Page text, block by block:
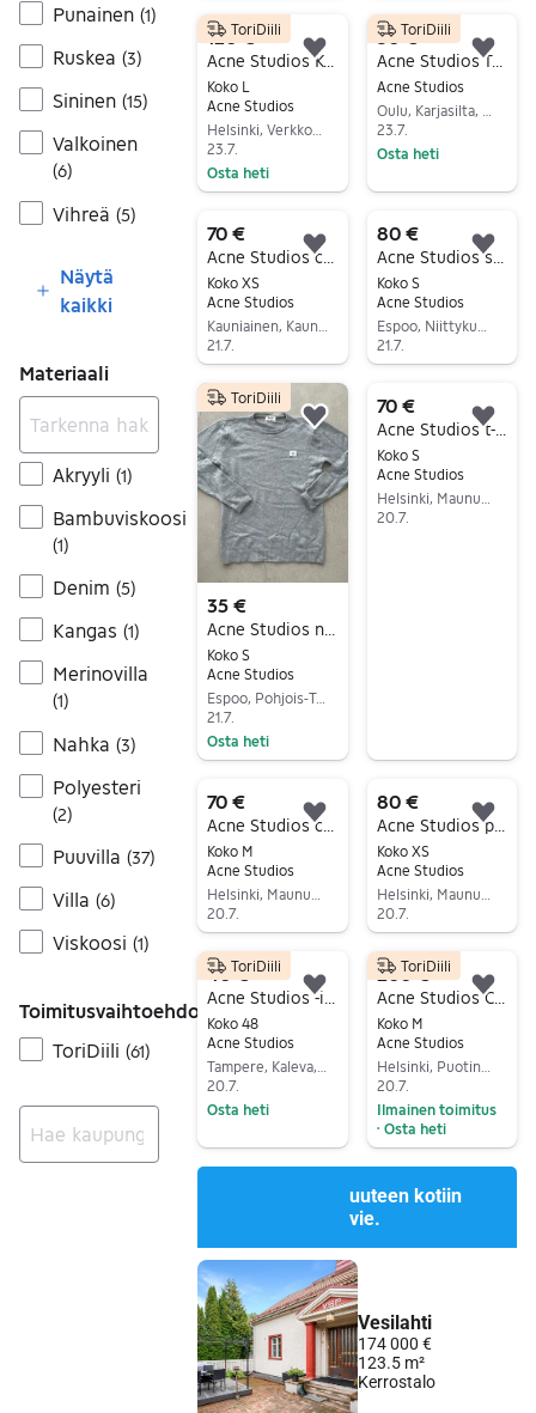
Punainen (1)
Ruskea (3)
Sininen (15)
Valkoinen
(6)
Vihreä (5)
Näytä
kaikki
Materiaali
Akryyli (1)
Bambuviskoosi
(1)
Denim (5)
Kangas (1)
Merinovilla
(1)
Nahka (3)
Polyesteri
(2)
Puuvilla (37)
Villa (6)
Viskoosi (1)
Toimitusvaihtoehdot
ToriDiili (61)
120 €
Acne Studios Kozu XOXO Face -villapaita L – unisex
Koko L
Acne Studios
23.7.
Osta heti
ToriDiili
Lisää suosikiksi.
30 €
Acne Studios Town Stay Cash 34x34 farkut
Acne Studios
23.7.
Osta heti
ToriDiili
Siirry ilmoitukseen
70 €
Koko XS
Acne Studios
21.7.
Lisää suosikiksi.
80 €
Koko S
Acne Studios
21.7.
35 €
Koko S
Acne Studios
Espoo, Pohjois-Tapiola, Uusimaa
21.7.
Osta heti
ToriDiili
Lisää suosikiksi.
70 €
Acne Studios t-paita S
Koko S
Acne Studios
20.7.
70 €
Koko M
Acne Studios
20.7.
Lisää suosikiksi.
80 €
Acne Studios paita
Koko XS
Acne Studios
20.7.
40 €
Koko 48
Acne Studios
20.7.
Osta heti
ToriDiili
Lisää suosikiksi.
Siirry ilmoitukseen
200 €
Acne Studios Collegepaita
Koko M
Acne Studios
Helsinki, Puotinharju, Uusimaa
20.7.
Ilmainen toimitus
• Osta heti
ToriDiili